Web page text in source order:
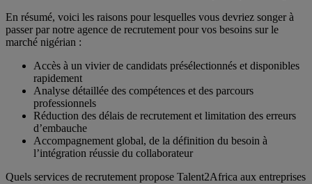
En résumé, voici les raisons pour lesquelles vous devriez songer à
passer par notre agence de recrutement pour vos besoins sur le
marché nigérian :
Accès à un vivier de candidats présélectionnés et disponibles
rapidement
Analyse détaillée des compétences et des parcours
professionnels
Réduction des délais de recrutement et limitation des erreurs
d’embauche
Accompagnement global, de la définition du besoin à
l’intégration réussie du collaborateur
Quels services de recrutement propose Talent2Africa aux entreprises